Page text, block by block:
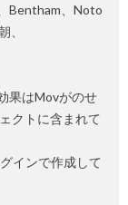
Bentham、Noto
、
果はMovがのせ
クトに含まれて
インで作成して